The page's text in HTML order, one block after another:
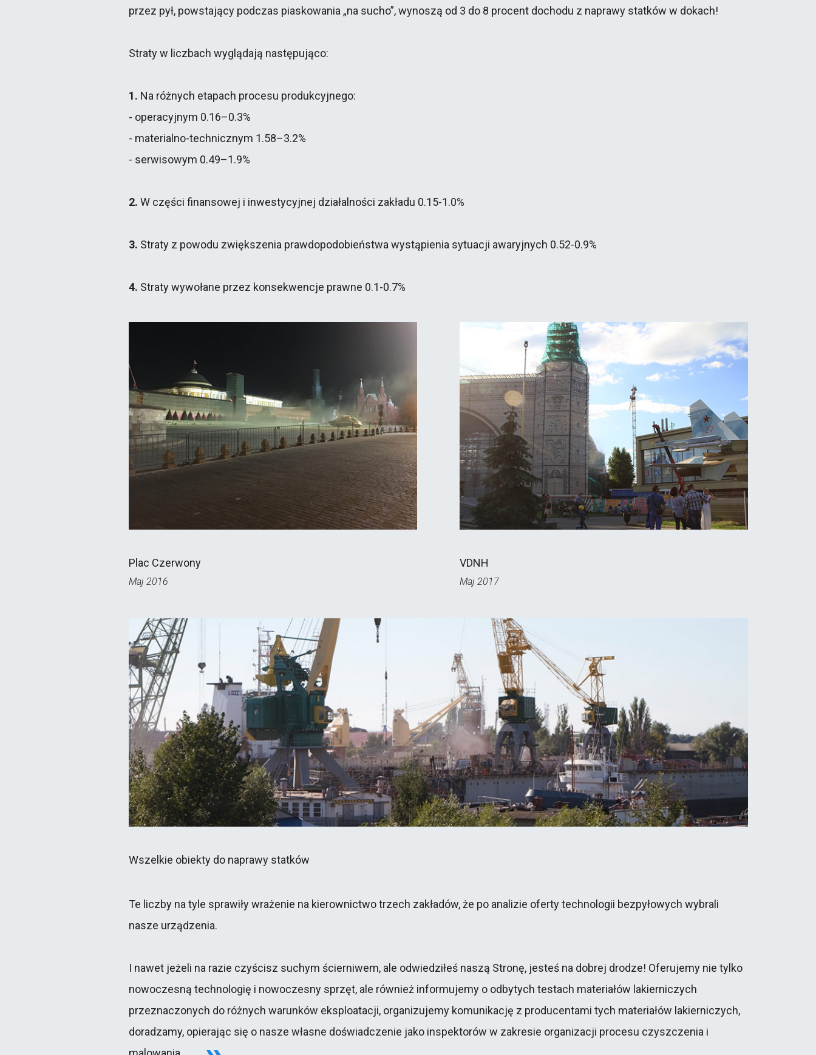
przez pył, powstający podczas piaskowania „na sucho”, wynoszą od 3 do 8 procent dochodu z naprawy statków w dokach!
Straty w liczbach wyglądają następująco:
1. Na różnych etapach procesu produkcyjnego:
- operacyjnym 0.16–0.3%
- materialno-technicznym 1.58–3.2%
- serwisowym 0.49–1.9%
2. W części finansowej i inwestycyjnej działalności zakładu 0.15-1.0%
3. Straty z powodu zwiększenia prawdopodobieństwa wystąpienia sytuacji awaryjnych 0.52-0.9%
4. Straty wywołane przez konsekwencje prawne 0.1-0.7%
Plac Czerwony
Maj 2016
VDNH
Maj 2017
Wszelkie obiekty do naprawy statków
Te liczby na tyle sprawiły wrażenie na kierownictwo trzech zakładów, że po analizie oferty technologii bezpyłowych wybrali
nasze urządzenia.
I nawet jeżeli na razie czyścisz suchym ścierniwem, ale odwiedziłeś naszą Stronę, jesteś na dobrej drodze! Oferujemy nie tylko
nowoczesną technologię i nowoczesny sprzęt, ale również informujemy o odbytych testach materiałów lakierniczych
przeznaczonych do różnych warunków eksploatacji, organizujemy komunikację z producentami tych materiałów lakierniczych,
doradzamy, opierając się o nasze własne doświadczenie jako inspektorów w zakresie organizacji procesu czyszczenia i